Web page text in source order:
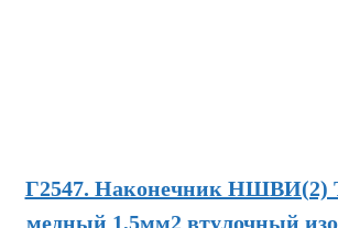
Г2547. Наконечник НШВИ(2)
медный 1,5мм2 втулочный